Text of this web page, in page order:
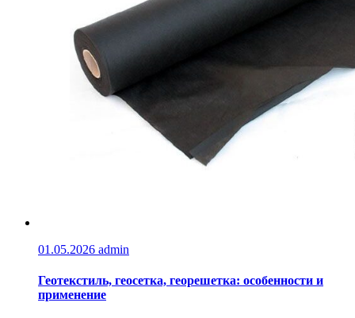
01.05.2026 admin
Геотекстиль, геосетка, георешетка: особенности и
применение